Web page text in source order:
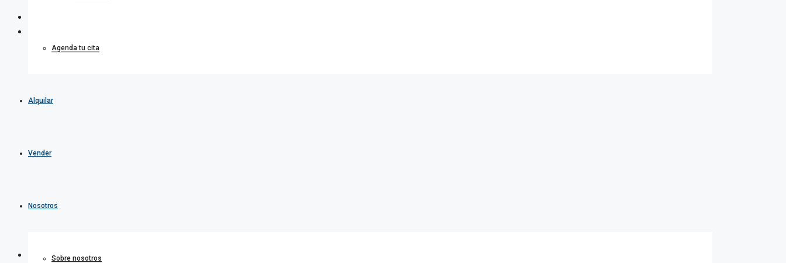
Agenda tu cita
Alquilar
Vender
Nosotros
Sobre nosotros